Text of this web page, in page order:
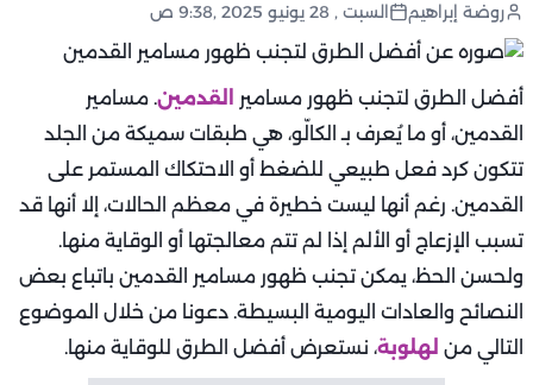
روضة إبراهيم السبت , 28 يونيو 2025 ,9:38 ص
أفضل الطرق لتجنب ظهور مسامير القدمين. مسامير
القدمين، أو ما يُعرف بـ الكالّو، هي طبقات سميكة من الجلد
تتكون كرد فعل طبيعي للضغط أو الاحتكاك المستمر على
القدمين. رغم أنها ليست خطيرة في معظم الحالات، إلا أنها قد
تسبب الإزعاج أو الألم إذا لم تتم معالجتها أو الوقاية منها.
ولحسن الحظ، يمكن تجنب ظهور مسامير القدمين باتباع بعض
النصائح والعادات اليومية البسيطة. دعونا من خلال الموضوع
التالي من لهلوبة، نستعرض أفضل الطرق للوقاية منها.